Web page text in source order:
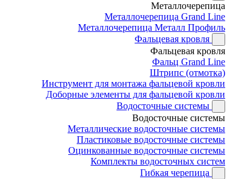
Металлочерепица
Металлочерепица Grand Line
Металлочерепица Металл Профиль
Фальцевая кровля
Фальцевая кровля
Фальц Grand Line
Штрипс (отмотка)
Инструмент для монтажа фальцевой кровли
Доборные элементы для фальцевой кровли
Водосточные системы
Водосточные системы
Металлические водосточные системы
Пластиковые водосточные системы
Оцинкованные водосточные системы
Комплекты водосточных систем
Гибкая черепица